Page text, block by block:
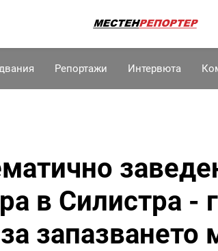
Репортажи Интервюта
в Силистра -
запазването